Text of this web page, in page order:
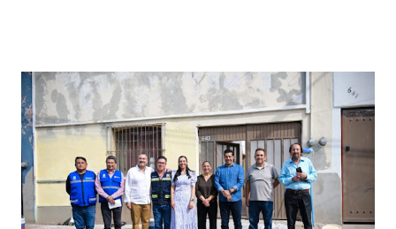
conoces ni la mitad de lo que deberías saber. Pero incluso
quienes ya han tenido relaciones sexuales no son expertos
o expertas en el tema. Siempre hay algo nuevo que
aprender y nuevas experiencias que conocer. Si eres una
chica y aún no has tenido relaciones sexuales, tal vez
pienses que el sexo será increíble y no puedas esperar para